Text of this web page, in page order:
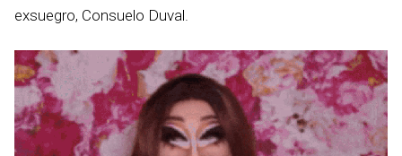
exsuegro, Consuelo Duval.